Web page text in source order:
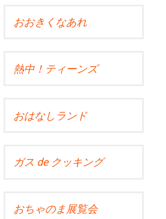
おおきくなあれ
熱中！ティーンズ
おはなしランド
ガス de クッキング
おちゃのま展覧会